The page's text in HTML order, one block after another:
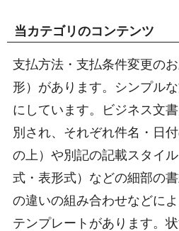
当カテゴリのコンテンツ
支払方法・支払条件変更の
形）があります。シンプル
にしています。ビジネス文
別され、それぞれ件名・日
の上）や別記の記載スタイ
式・表形式）などの細部の
の違いの組み合わせなどに
テンプレートがあります。